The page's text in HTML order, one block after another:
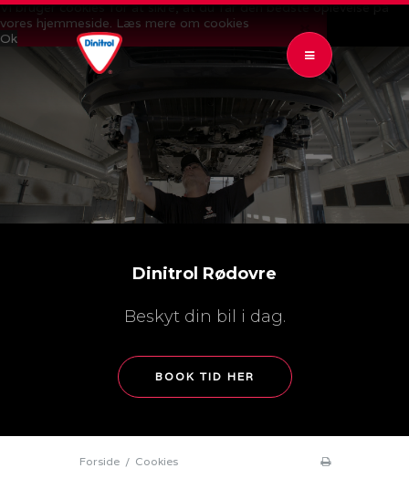
OPEN SUBMENU (BEHANDLINGER)
BEHANDLINGER
PRISER
4
OPEN SUBMENU (KONTROL OG GARANTI)
KONTROL OG GARANTI
DATAPOLITIK
Vi bruger cookies for at sikre, at du får den bedste oplevelse på
vores hjemmeside. Læs mere om cookies
Ok
Dinitrol Rødovre
Beskyt din bil i dag.
BOOK TID HER
Forside / Cookies